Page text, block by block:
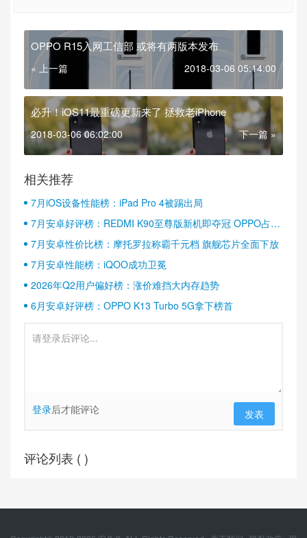
OPPO R15入网工信部 或将有两版本发布
« 上一篇 2018-03-06 05:14:00
必升！iOS11最重磅更新来了 拯救老iPhone
2018-03-06 06:02:00 下一篇 »
相关推荐
7月iOS设备性能榜：iPad Pro 4被踢出局
7月安卓好评榜：REDMI K90至尊版新机即夺冠 OPPO占据
半壁江山
7月安卓性价比榜：摩托罗拉称霸千元档 旗舰芯片全面下放
7月安卓性能榜：iQOO成功卫冕
2026年Q2用户偏好榜：涨价难挡大内存趋势
6月安卓好评榜：OPPO K13 Turbo 5G拿下榜首
登录后才能评论 发表
评论列表 ( )